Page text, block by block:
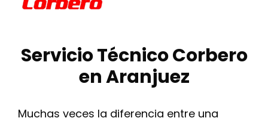
Servicio Técnico Corbero
en Aranjuez
Muchas veces la diferencia entre una